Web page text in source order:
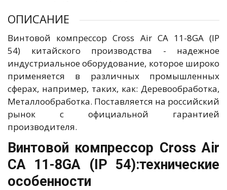
ОПИСАНИЕ
Винтовой компрессор Cross Air CA 11-8GA (IP
54) китайского производства - надежное
индустриальное оборудование, которое широко
применяется в различных промышленных
сферах, например, таких, как: Деревообработка,
Металлообработка. Поставляется на российский
рынок с официальной гарантией
производителя.
Винтовой компрессор Cross Air
CA 11-8GA (IP 54):технические
особенности